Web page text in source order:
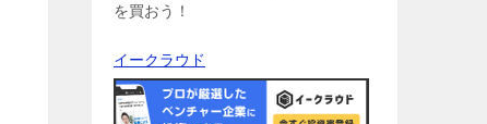
を買おう！
イークラウド